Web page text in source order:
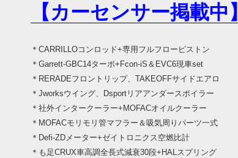
【カーセンサー掲載中】
＊CARRILLOコンロッド+専用フルフローピストン
＊Garrett-GBC14ターボ+Fcon-iS＆EVC6現車set
＊RERADEフロントリップ、TAKEOFFサイドエアロ
＊Jworksウイング、Dsportリアアンダースポイラー
＊社外インタークーラー+MOFACオイルクーラー
＊MOFACモリモリ管マフラー＆吸気周りパーツ一式
＊Defi-ZDメーター+ゼイトロニクス空燃比計
＊も足CRUX車高調全長式減衰30段+HALスプリング